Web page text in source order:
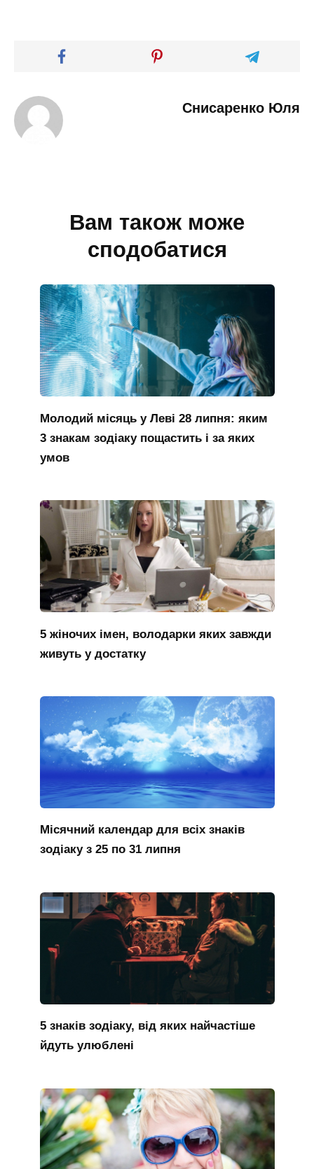
Снисаренко Юля
Вам також може
сподобатися
Молодий місяць у Леві 28 липня: яким
3 знакам зодіаку пощастить і за яких
умов
5 жіночих імен, володарки яких завжди
живуть у достатку
Місячний календар для всіх знаків
зодіаку з 25 по 31 липня
5 знаків зодіаку, від яких найчастіше
йдуть улюблені